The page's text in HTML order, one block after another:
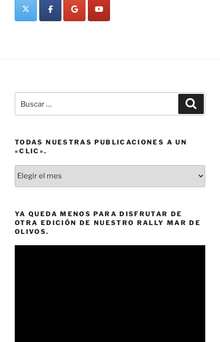
por:
TODAS NUESTRAS PUBLICACIONES A UN
«CLIC».
nuestras
un
«clic».
YA QUEDA MENOS PARA DISFRUTAR DE
OTRA EDICIÓN DE NUESTRO RALLY MAR DE
OLIVOS.